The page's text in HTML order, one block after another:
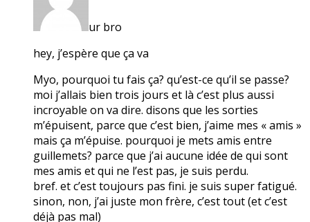
ur bro
hey, j’espère que ça va
Myo, pourquoi tu fais ça? qu’est-ce qu’il se passe?
moi j’allais bien trois jours et là c’est plus aussi
incroyable on va dire. disons que les sorties
m’épuisent, parce que c’est bien, j’aime mes « amis »
mais ça m’épuise. pourquoi je mets amis entre
guillemets? parce que j’ai aucune idée de qui sont
mes amis et qui ne l’est pas, je suis perdu.
bref. et c’est toujours pas fini. je suis super fatigué.
sinon, non, j’ai juste mon frère, c’est tout (et c’est
déjà pas mal)